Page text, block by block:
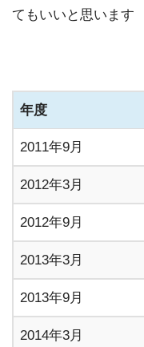
てもいいと思います
年度
2011年9月
2012年3月
2012年9月
2013年3月
2013年9月
2014年3月